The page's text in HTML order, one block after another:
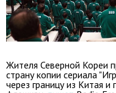
Жителя Северной Кореи
страну копии сериала
через границу из Китая